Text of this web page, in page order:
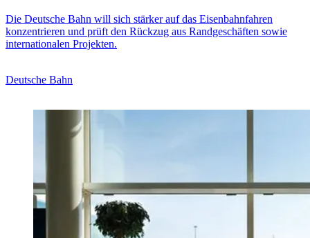
Die Deutsche Bahn will sich stärker auf das Eisenbahnfahren
konzentrieren und prüft den Rückzug aus Randgeschäften sowie
internationalen Projekten.
Deutsche Bahn